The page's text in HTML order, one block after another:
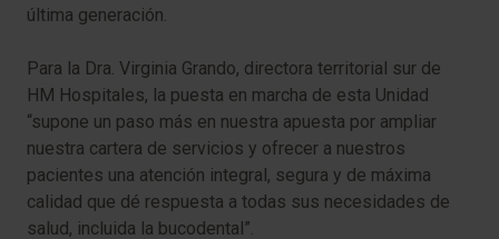
última generación.
Para la Dra. Virginia Grando, directora territorial sur de
HM Hospitales, la puesta en marcha de esta Unidad
“supone un paso más en nuestra apuesta por ampliar
nuestra cartera de servicios y ofrecer a nuestros
pacientes una atención integral, segura y de máxima
calidad que dé respuesta a todas sus necesidades de
salud, incluida la bucodental”.